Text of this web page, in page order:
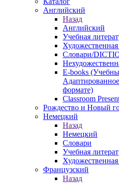
Английский
Назад
Английский
Учебная
Художественная
Словари/
E-books
формате)
Classroom
Рождество и Новый
Немецкий
Назад
Немецкий
Словари
Учебная
Художественная
Французский
Назад